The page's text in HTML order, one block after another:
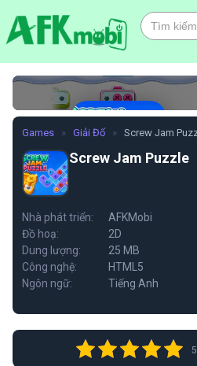
Chơi ngay
Games » Giải Đố » Screw Jam
Screw Jam Puzzle
Nhà phát triển:
AFKMobi
Đồ hoạ:
2D
Dung lượng:
25 MB
Công nghệ:
HTML5
Ngôn ngữ:
Tiếng Anh